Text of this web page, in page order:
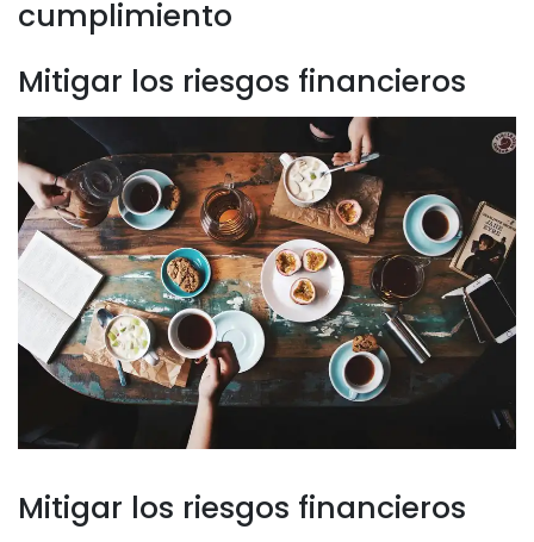
cumplimiento
Mitigar los riesgos financieros
Mitigar los riesgos financieros